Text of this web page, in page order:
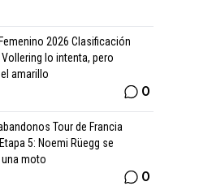
2026 Clasificación
lo intenta, pero
amarillo
0
Tour de Francia
5: Noemi Rüegg se
moto
0